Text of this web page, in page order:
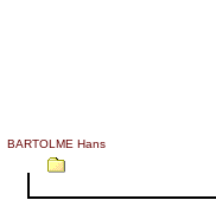
BARTOLME Hans